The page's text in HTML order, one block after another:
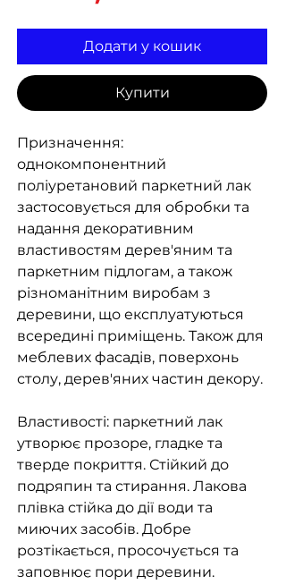
Додати у кошик
Купити
Призначення:
однокомпонентний
поліуретановий паркетний лак
застосовується для обробки та
надання декоративним
властивостям дерев'яним та
паркетним підлогам, а також
різноманітним виробам з
деревини, що експлуатуються
всередині приміщень. Також для
меблевих фасадів, поверхонь
столу, дерев'яних частин декору.
Властивості: паркетний лак
утворює прозоре, гладке та
тверде покриття. Стійкий до
подряпин та стирання. Лакова
плівка стійка до дії води та
миючих засобів. Добре
розтікається, просочується та
заповнює пори деревини.